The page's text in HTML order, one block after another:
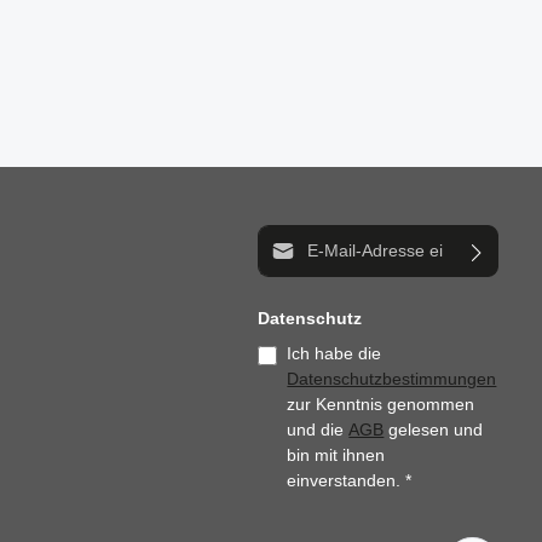
E-Mail-Adresse*
Datenschutz
Ich habe die
Datenschutzbestimmungen
zur Kenntnis genommen
und dieAGB gelesen und
bin mit ihnen
einverstanden.*